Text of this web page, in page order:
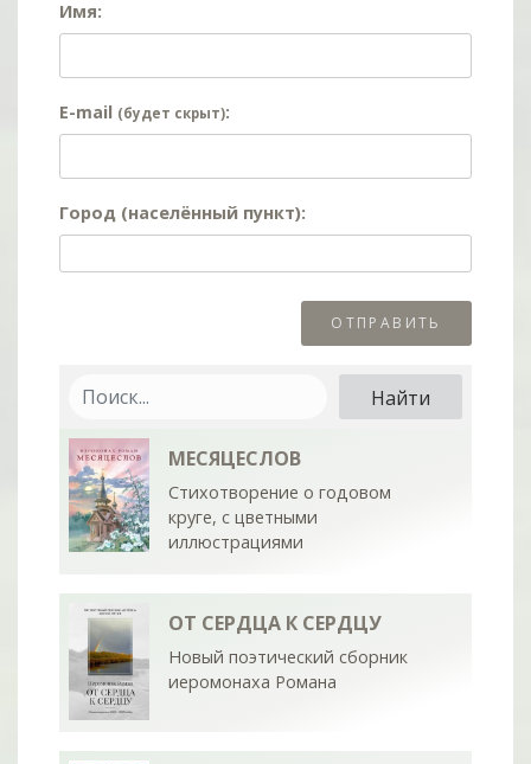
Имя:
E-mail (будет скрыт):
Город (населённый пункт):
МЕСЯЦЕСЛОВ
Стихотворение о годовом
круге, с цветными
иллюстрациями
ОТ СЕРДЦА К СЕРДЦУ
Новый поэтический сборник
иеромонаха Романа